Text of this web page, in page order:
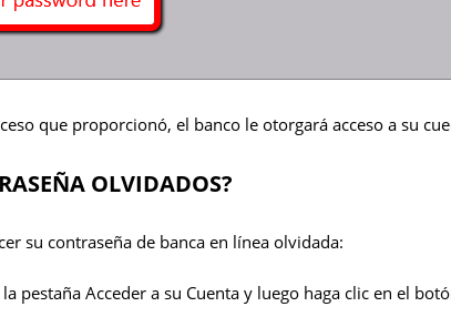
que proporcionó, el banco le otorgará acceso a su
OLVIDADOS?
su contraseña de banca en línea olvidada:
pestaña Acceder a su Cuenta y luego haga clic en el